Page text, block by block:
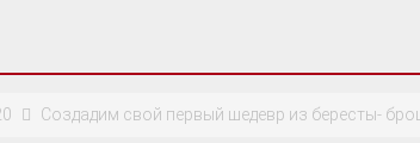
Создадим свой первый шедевр из бересты-